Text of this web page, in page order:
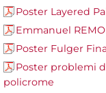
Poster Layered
Emmanuel
Poster Fulger
Poster problemi
policrome